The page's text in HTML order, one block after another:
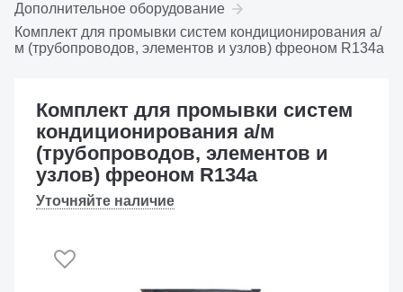
Дополнительное оборудование
Комплект для промывки систем кондиционирования а/
м (трубопроводов, элементов и узлов) фреоном R134a
Комплект для промывки систем
кондиционирования а/м
(трубопроводов, элементов и
узлов) фреоном R134a
Уточняйте наличие